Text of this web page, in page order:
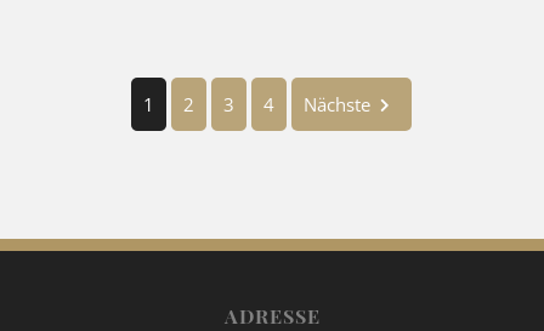
1 2 3 4 Nächste
ADRESSE